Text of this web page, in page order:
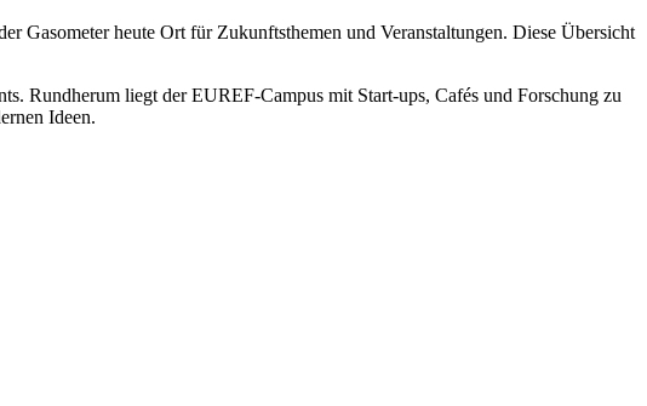
Gasometer heute Ort für Zukunftsthemen und Veranstaltungen. Diese Übersicht
Rundherum liegt der EUREF-Campus mit Start-ups, Cafés und Forschung zu
Ideen.